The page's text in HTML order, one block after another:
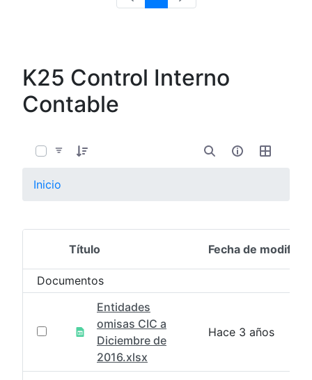
K25 Control Interno
Contable
Inicio
Selección del elemento
Título Fecha de
Documentos
Entidades
omisas CIC a
Diciembre de
2016.xlsx
Hace 3 años